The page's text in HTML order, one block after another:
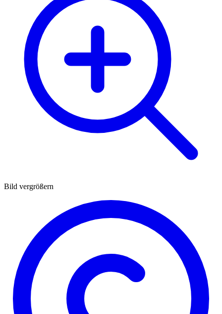
Bild vergrößern